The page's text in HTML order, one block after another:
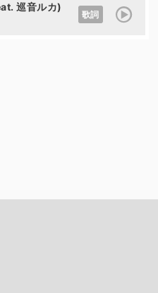
巡音ルカ)
歌詞